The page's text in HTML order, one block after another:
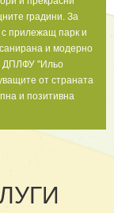
градини. За
прилежащ парк и
и модерно
ДПЛФУ "Ильо
от страната
и позитивна